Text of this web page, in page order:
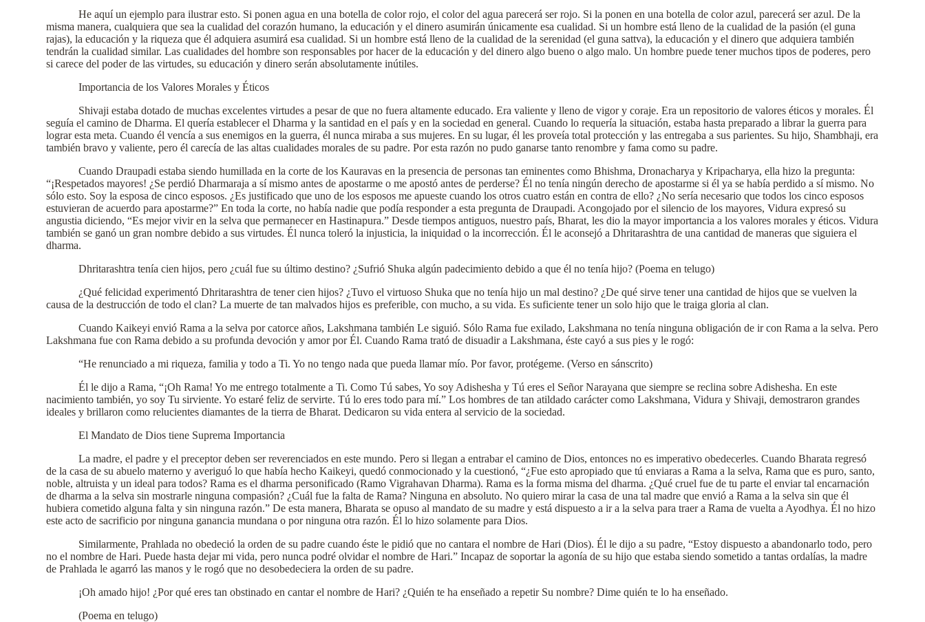
He aquí un ejemplo para ilustrar esto. Si ponen agua en una botella de color rojo, el color del agua parecerá ser rojo. Si la ponen en una botella de color azul, parecerá ser azul. De la
misma manera, cualquiera que sea la cualidad del corazón humano, la educación y el dinero asumirán únicamente esa cualidad. Si un hombre está lleno de la cualidad de la pasión (el guna
rajas), la educación y la riqueza que él adquiera asumirá esa cualidad. Si un hombre está lleno de la cualidad de la serenidad (el guna sattva), la educación y el dinero que adquiera también
tendrán la cualidad similar. Las cualidades del hombre son responsables por hacer de la educación y del dinero algo bueno o algo malo. Un hombre puede tener muchos tipos de poderes, pero
si carece del poder de las virtudes, su educación y dinero serán absolutamente inútiles.
Importancia de los Valores Morales y Éticos
Shivaji estaba dotado de muchas excelentes virtudes a pesar de que no fuera altamente educado. Era valiente y lleno de vigor y coraje. Era un repositorio de valores éticos y morales. Él
seguía el camino de Dharma. El quería establecer el Dharma y la santidad en el país y en la sociedad en general. Cuando lo requería la situación, estaba hasta preparado a librar la guerra para
lograr esta meta. Cuando él vencía a sus enemigos en la guerra, él nunca miraba a sus mujeres. En su lugar, él les proveía total protección y las entregaba a sus parientes. Su hijo, Shambhaji, era
también bravo y valiente, pero él carecía de las altas cualidades morales de su padre. Por esta razón no pudo ganarse tanto renombre y fama como su padre.
Cuando Draupadi estaba siendo humillada en la corte de los Kauravas en la presencia de personas tan eminentes como Bhishma, Dronacharya y Kripacharya, ella hizo la pregunta:
“¡Respetados mayores! ¿Se perdió Dharmaraja a sí mismo antes de apostarme o me apostó antes de perderse? Él no tenía ningún derecho de apostarme si él ya se había perdido a sí mismo. No
sólo esto. Soy la esposa de cinco esposos. ¿Es justificado que uno de los esposos me apueste cuando los otros cuatro están en contra de ello? ¿No sería necesario que todos los cinco esposos
estuvieran de acuerdo para apostarme?” En toda la corte, no había nadie que podía responder a esta pregunta de Draupadi. Acongojado por el silencio de los mayores, Vidura expresó su
angustia diciendo, “Es mejor vivir en la selva que permanecer en Hastinapura.” Desde tiempos antiguos, nuestro país, Bharat, les dio la mayor importancia a los valores morales y éticos. Vidura
también se ganó un gran nombre debido a sus virtudes. Él nunca toleró la injusticia, la iniquidad o la incorrección. Él le aconsejó a Dhritarashtra de una cantidad de maneras que siguiera el
dharma.
Dhritarashtra tenía cien hijos, pero ¿cuál fue su último destino? ¿Sufrió Shuka algún padecimiento debido a que él no tenía hijo? (Poema en telugo)
¿Qué felicidad experimentó Dhritarashtra de tener cien hijos? ¿Tuvo el virtuoso Shuka que no tenía hijo un mal destino? ¿De qué sirve tener una cantidad de hijos que se vuelven la
causa de la destrucción de todo el clan? La muerte de tan malvados hijos es preferible, con mucho, a su vida. Es suficiente tener un solo hijo que le traiga gloria al clan.
Cuando Kaikeyi envió Rama a la selva por catorce años, Lakshmana también Le siguió. Sólo Rama fue exilado, Lakshmana no tenía ninguna obligación de ir con Rama a la selva. Pero
Lakshmana fue con Rama debido a su profunda devoción y amor por Él. Cuando Rama trató de disuadir a Lakshmana, éste cayó a sus pies y le rogó:
“He renunciado a mi riqueza, familia y todo a Ti. Yo no tengo nada que pueda llamar mío. Por favor, protégeme. (Verso en sánscrito)
Él le dijo a Rama, “¡Oh Rama! Yo me entrego totalmente a Ti. Como Tú sabes, Yo soy Adishesha y Tú eres el Señor Narayana que siempre se reclina sobre Adishesha. En este
nacimiento también, yo soy Tu sirviente. Yo estaré feliz de servirte. Tú lo eres todo para mí.” Los hombres de tan atildado carácter como Lakshmana, Vidura y Shivaji, demostraron grandes
ideales y brillaron como relucientes diamantes de la tierra de Bharat. Dedicaron su vida entera al servicio de la sociedad.
El Mandato de Dios tiene Suprema Importancia
La madre, el padre y el preceptor deben ser reverenciados en este mundo. Pero si llegan a entrabar el camino de Dios, entonces no es imperativo obedecerles. Cuando Bharata regresó
de la casa de su abuelo materno y averiguó lo que había hecho Kaikeyi, quedó conmocionado y la cuestionó, “¿Fue esto apropiado que tú enviaras a Rama a la selva, Rama que es puro, santo,
noble, altruista y un ideal para todos? Rama es el dharma personificado (Ramo Vigrahavan Dharma). Rama es la forma misma del dharma. ¿Qué cruel fue de tu parte el enviar tal encarnación
de dharma a la selva sin mostrarle ninguna compasión? ¿Cuál fue la falta de Rama? Ninguna en absoluto. No quiero mirar la casa de una tal madre que envió a Rama a la selva sin que él
hubiera cometido alguna falta y sin ninguna razón.” De esta manera, Bharata se opuso al mandato de su madre y está dispuesto a ir a la selva para traer a Rama de vuelta a Ayodhya. Él no hizo
este acto de sacrificio por ninguna ganancia mundana o por ninguna otra razón. Él lo hizo solamente para Dios.
Similarmente, Prahlada no obedeció la orden de su padre cuando éste le pidió que no cantara el nombre de Hari (Dios). Él le dijo a su padre, “Estoy dispuesto a abandonarlo todo, pero
no el nombre de Hari. Puede hasta dejar mi vida, pero nunca podré olvidar el nombre de Hari.” Incapaz de soportar la agonía de su hijo que estaba siendo sometido a tantas ordalías, la madre
de Prahlada le agarró las manos y le rogó que no desobedeciera la orden de su padre.
¡Oh amado hijo! ¿Por qué eres tan obstinado en cantar el nombre de Hari? ¿Quién te ha enseñado a repetir Su nombre? Dime quién te lo ha enseñado.
(Poema en telugo)